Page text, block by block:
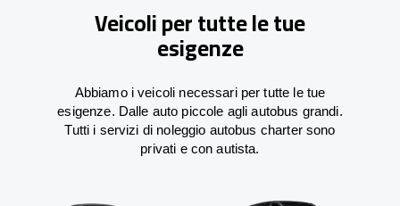
Veicoli per tutte le tue
esigenze
Abbiamo i veicoli necessari per tutte le tue
esigenze. Dalle auto piccole agli autobus grandi.
Tutti i servizi di noleggio autobus charter sono
privati e con autista.